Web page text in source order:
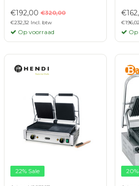
€192,00 €320,00
€232,32 Incl. btw
Op voorraad Op
22% Sale